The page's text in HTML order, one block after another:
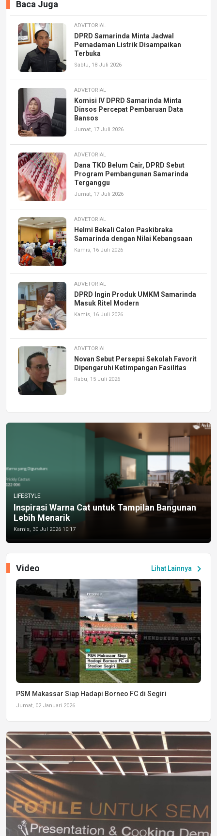
Baca Juga
ADVETORIAL
DPRD Samarinda Minta Jadwal
Pemadaman Listrik Disampaikan
Terbuka
Sabtu, 18 Juli 2026
ADVETORIAL
Komisi IV DPRD Samarinda Minta
Dinsos Percepat Pembaruan Data
Bansos
Jumat, 17 Juli 2026
ADVETORIAL
Dana TKD Belum Cair, DPRD Sebut
Program Pembangunan Samarinda
Terganggu
Jumat, 17 Juli 2026
ADVETORIAL
Helmi Bekali Calon Paskibraka
Samarinda dengan Nilai Kebangsaan
Kamis, 16 Juli 2026
ADVETORIAL
DPRD Ingin Produk UMKM Samarinda
Masuk Ritel Modern
Kamis, 16 Juli 2026
ADVETORIAL
Novan Sebut Persepsi Sekolah Favorit
Dipengaruhi Ketimpangan Fasilitas
Rabu, 15 Juli 2026
LIFESTYLE
Inspirasi Warna Cat untuk Tampilan Bangunan
Lebih Menarik
Kamis, 30 Jul 2026 10:17
Lihat Lainnya chevron_right
Video
PSM Makassar Siap Hadapi Borneo FC di Segiri
Jumat, 02 Januari 2026